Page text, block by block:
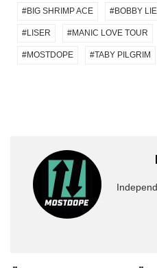
BIG SHRIMP ACE BOBBY
LISER MANIC LOVE TOUR
MOSTDOPE TABY PILGRIM